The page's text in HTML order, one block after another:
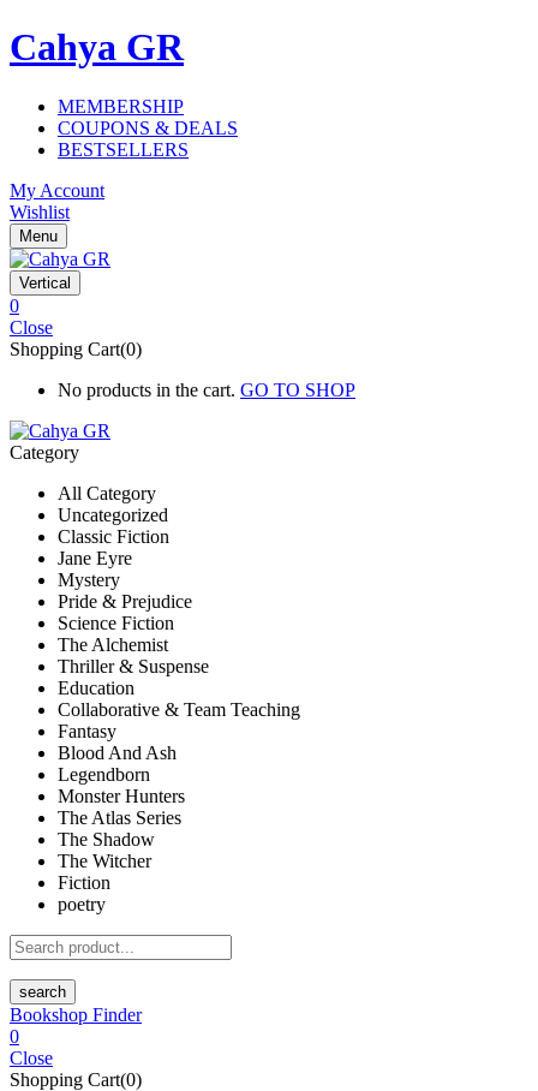
Cahya GR
MEMBERSHIP
COUPONS & DEALS
BESTSELLERS
My Account
Wishlist
Menu
Vertical
0
Close
Shopping Cart(0)
No products in the cart. GO TO SHOP
Category
All Category
Uncategorized
Classic Fiction
Jane Eyre
Mystery
Pride & Prejudice
Science Fiction
The Alchemist
Thriller & Suspense
Education
Collaborative & Team Teaching
Fantasy
Blood And Ash
Legendborn
Monster Hunters
The Atlas Series
The Shadow
The Witcher
Fiction
poetry
search
Bookshop Finder
0
Close
Shopping Cart(0)